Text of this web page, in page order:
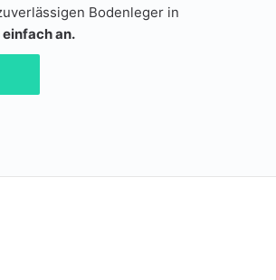
Bodenleger in
einfach an.